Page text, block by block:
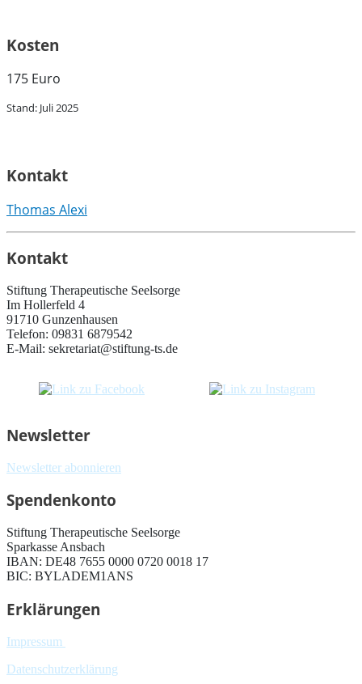
Kosten
175 Euro
Stand: Juli 2025
Kontakt
Thomas Alexi
Kontakt
Stiftung Therapeutische Seelsorge
Im Hollerfeld 4
91710 Gunzenhausen
Telefon: 09831 6879542
E-Mail: sekretariat@stiftung-ts.de
Newsletter
Newsletter abonnieren
Spendenkonto
Stiftung Therapeutische Seelsorge
Sparkasse Ansbach
IBAN: DE48 7655 0000 0720 0018 17
BIC: BYLADEM1ANS
Erklärungen
Impressum
Datenschutzerklärung